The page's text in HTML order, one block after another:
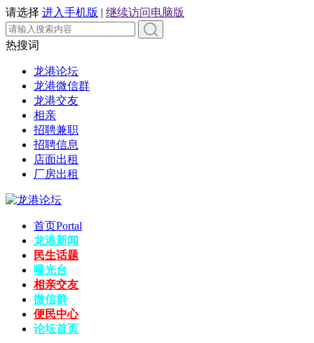
请选择 进入手机版 | 继续访问电脑版
热搜词
龙港论坛
龙港微信群
龙港交友
相亲
招聘兼职
招聘信息
店面出租
厂房出租
首页Portal
龙港新闻
民生话题
曝光台
相亲交友
微信群
便民中心
论坛首页